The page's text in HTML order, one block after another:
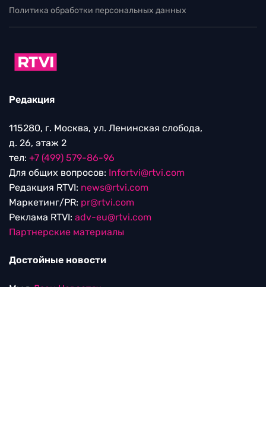
Политика обработки персональных данных
Редакция
115280, г. Москва, ул. Ленинская слобода,
д. 26, этаж 2
тел: +7 (499) 579-86-96
Для общих вопросов: Infortvi@rtvi.com
Редакция RTVI: news@rtvi.com
Маркетинг/PR: pr@rtvi.com
Реклама RTVI: adv-eu@rtvi.com
Партнерские материалы
Достойные новости
Мы вДзен.Новостях